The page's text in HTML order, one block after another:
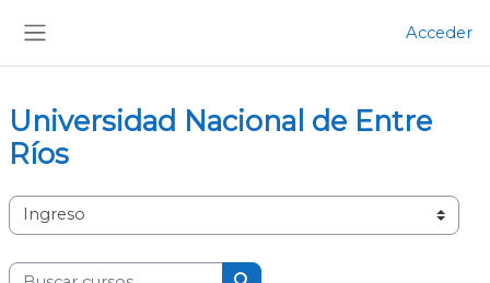
Acceder
Universidad Nacional de Entre
Ríos
Categorías
Buscar cursos